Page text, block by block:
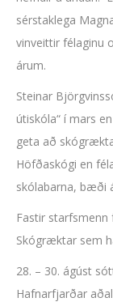
sérstaklega
vinveittir félaginu
árum.
Steinar
útiskóla“ í mars
geta að
Höfðaskógi en
skólabarna, bæði
Fastir
Skógræktar sem
28. – 30. ágúst
Hafnarfjarðar